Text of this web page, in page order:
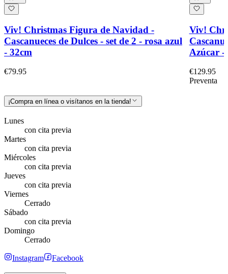
Viv! Christmas Figura de Navidad -
Cascanueces de Dulces - set de 2 - rosa azul
- 32cm
€79.95
Viv!
Azúcar -
€129.95
Preventa
¡Compra en línea o visítanos en la tienda!
Lunes
con cita previa
Martes
con cita previa
Miércoles
con cita previa
Jueves
con cita previa
Viernes
Cerrado
Sábado
con cita previa
Domingo
Cerrado
Instagram Facebook